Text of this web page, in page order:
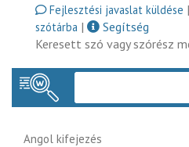
Fejlesztési javaslat küldése |
szótárba |
Segítség
Keresett szó vagy szórész
Angol kifejezés